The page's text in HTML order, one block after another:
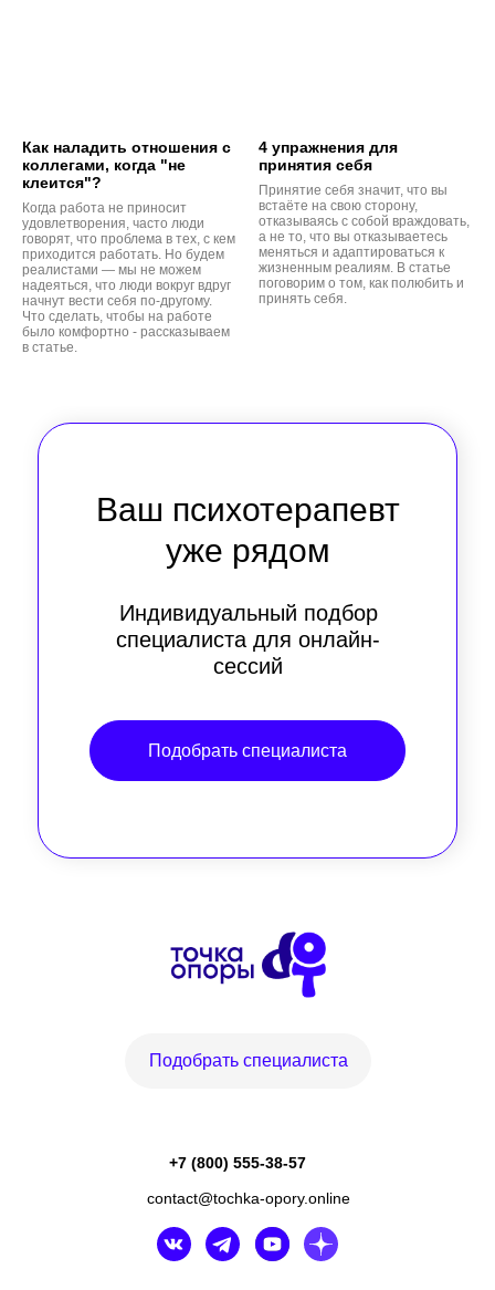
Как наладить отношения с
коллегами, когда "не
клеится"?
Когда работа не приносит
удовлетворения, часто люди
говорят, что проблема в тех, с кем
приходится работать. Но будем
реалистами — мы не можем
надеяться, что люди вокруг вдруг
начнут вести себя по-другому.
Что сделать, чтобы на работе
было комфортно - рассказываем
в статье.
4 упражнения для
принятия себя
Принятие себя значит, что вы
встаёте на свою сторону,
отказываясь с собой враждовать,
а не то, что вы отказываетесь
меняться и адаптироваться к
жизненным реалиям. В статье
поговорим о том, как полюбить и
принять себя.
Ваш психотерапевт
уже рядом
Индивидуальный подбор
специалиста для онлайн-
сессий
Подобрать специалиста
contact@tochka-opory.online
Подобрать специалиста
+7 (800) 555-38-57